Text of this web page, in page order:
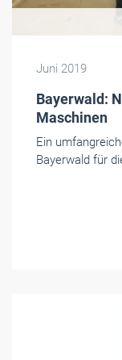
Juni 2019
Bayerwald:
Maschinen
Ein
Bayerwald für